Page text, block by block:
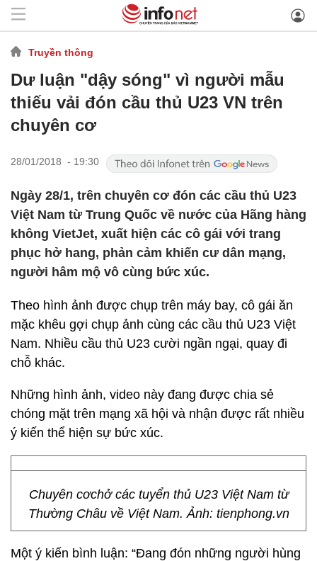
Truyền thông
Dư luận "dậy sóng" vì người mẫu
thiếu vải đón cầu thủ U23 VN trên
chuyên cơ
28/01/2018 - 19:30
Ngày 28/1, trên chuyên cơ đón các cầu thủ U23
Việt Nam từ Trung Quốc về nước của Hãng hàng
không VietJet, xuất hiện các cô gái với trang
phục hở hang, phản cảm khiến cư dân mạng,
người hâm mộ vô cùng bức xúc.
Theo hình ảnh được chụp trên máy bay, cô gái ăn
mặc khêu gợi chụp ảnh cùng các cầu thủ U23 Việt
Nam. Nhiều cầu thủ U23 cười ngần ngại, quay đi
chỗ khác.
Những hình ảnh, video này đang được chia sẻ
chóng mặt trên mạng xã hội và nhận được rất nhiều
ý kiến thể hiện sự bức xúc.
Chuyên cơchở các tuyển thủ U23 Việt Nam từ
Thường Châu về Việt Nam. Ảnh: tienphong.vn
Một ý kiến bình luận: “Đang đón những người hùng